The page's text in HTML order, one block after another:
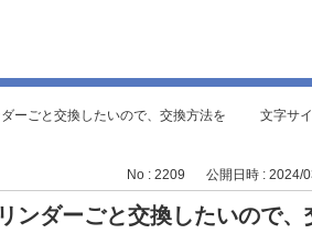
文字サ
ーごと交換したいので、交換方法を
No : 2209 公開日時 : 2024/
ンダーごと交換したいので、